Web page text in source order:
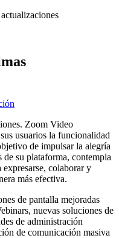
Zoom Video
usuarios la funcionalidad
de impulsar la alegría
su plataforma, contempla
expresarse, colaborar y
más efectiva.
de pantalla mejoradas
nuevas soluciones de
de administración
de comunicación masiva